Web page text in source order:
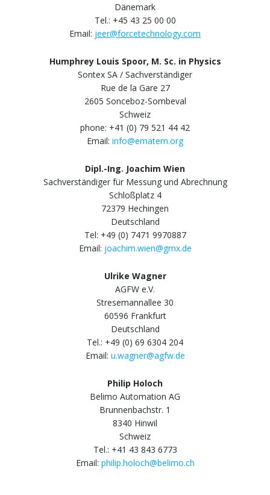
Dänemark
Tel.: +45 43 25 00 00
Email: jeer@forcetechnology.com
Humphrey Louis Spoor, M. Sc. in Physics
Sontex SA / Sachverständiger
Rue de la Gare 27
2605 Sonceboz-Sombeval
Schweiz
phone: +41 (0) 79 521 44 42
Email: info@ematem.org
Dipl.-Ing. Joachim Wien
Sachverständiger für Messung und Abrechnung
Schloßplatz 4
72379 Hechingen
Deutschland
Tel: +49 (0) 7471 9970887
Email: joachim.wien@gmx.de
Ulrike Wagner
AGFW e.V.
Stresemannallee 30
60596 Frankfurt
Deutschland
Tel.: +49 (0) 69 6304 204
Email: u.wagner@agfw.de
Philip Holoch
Belimo Automation AG
Brunnenbachstr. 1
8340 Hinwil
Schweiz
Tel.: +41 43 843 6773
Email: philip.holoch@belimo.ch